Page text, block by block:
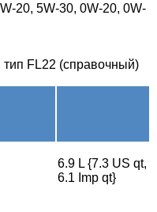
20, 5W-30, 0W-20, 0W-
FL22 (справочный)
6.9 L {7.3 US qt,
6.1 Imp qt}